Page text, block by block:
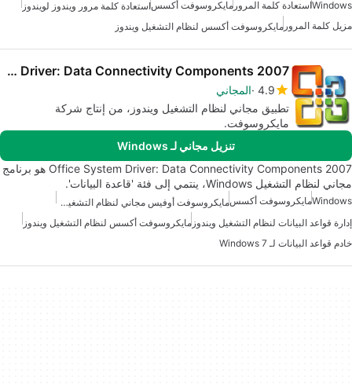
Windowsاستعادة كلمة المرور مايكروسوفت أكسساستعادة كلمة مرور ويندوز لويندوز
مزيل كلمة المرور مايكروسوفت أكسس لنظام التشغيل ويندوز
2007 Office System Driver: Data Connectivity Components
4.9 المجاني
تطبيق مجاني لنظام التشغيل ويندوز، من إنتاج شركة
مايكروسوفت.
تنزيل مجاني لـ Windows
2007 Office System Driver: Data Connectivity Components هو برنامج
مجاني لنظام التشغيل Windows، ينتمي إلى فئة 'قاعدة البيانات'.
Windowsمايكروسوفت أكسس
مايكروسوفت أوفيس مجاني لنظام التشغيل ويندوز 7
إدارة قواعد البيانات لنظام التشغيل ويندوز مايكروسوفت أكسس لنظام التشغيل ويندوز
خادم قواعد البيانات لـ Windows 7